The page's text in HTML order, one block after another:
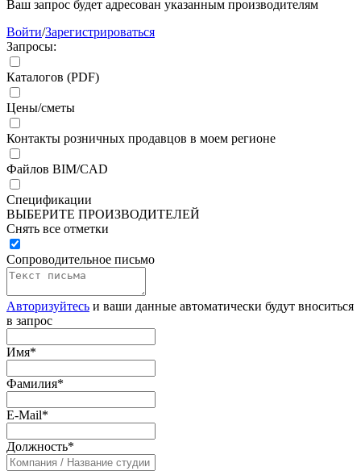
Ваш запрос будет адресован указанным производителям
Войти/Зарегистрироваться
Запросы:
Каталогов (PDF)
Цены/сметы
Контакты розничных продавцов в моем регионе
Файлов BIM/CAD
Спецификации
ВЫБЕРИТЕ ПРОИЗВОДИТЕЛЕЙ
Снять все отметки
Сопроводительное письмо
Авторизуйтесь и ваши данные автоматически будут вноситься
в запрос
Имя*
Фамилия*
E-Mail*
Должность*